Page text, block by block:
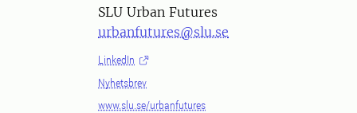
SLU Urban Futures
urbanfutures@slu.se
LinkedIn
Nyhetsbrev
www.slu.se/urbanfutures